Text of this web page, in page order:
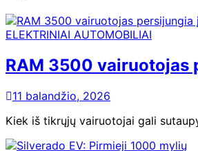
ELEKTRINIAI AUTOMOBILIAI
RAM 3500 vairuotojas
11 balandžio, 2026
Kiek iš tikrųjų vairuotojai gali